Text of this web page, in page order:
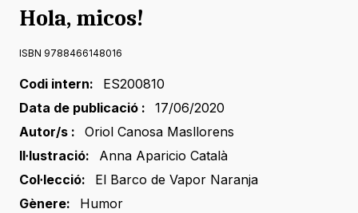
Hola, micos!
ISBN 9788466148016
Codi intern:
ES200810
Data de publicació :
17/06/2020
Autor/s :
Oriol Canosa Masllorens
Il·lustració:
Anna Aparicio Català
Col·lecció:
El Barco de Vapor Naranja
Gènere:
Humor